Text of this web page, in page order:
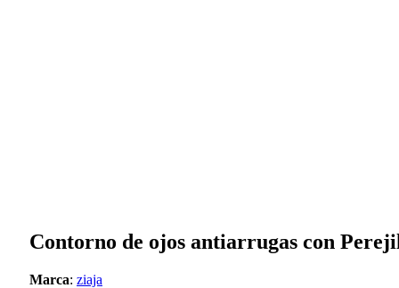
Contorno de ojos antiarrugas con
Marca: ziaja